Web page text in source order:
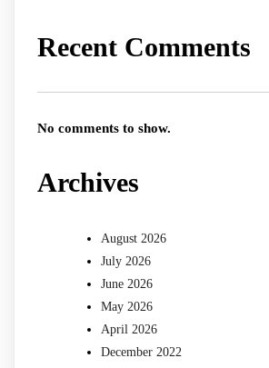
Recent Comments
No comments to show.
Archives
August 2026
July 2026
June 2026
May 2026
April 2026
December 2022